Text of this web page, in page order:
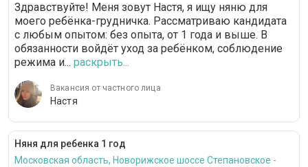
Здравствуйте! Меня зовут Настя, я ищу няню для
моего ребёнка-грудничка. Рассматриваю кандидата
с любым опытом: без опыта, от 1 года и выше. В
обязанности войдёт уход за ребёнком, соблюдение
режима и... раскрыть...
Вакансия от частного лица
Настя
Няня для ребенка 1 год
Московская область, Новорижское шоссе Степановское -